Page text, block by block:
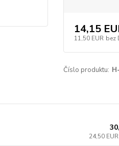
14,15
11,50 EUR bez
Číslo produktu:
24,50 EUR